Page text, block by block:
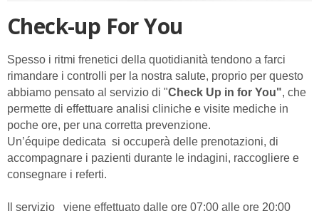
Check-up For You
Spesso i ritmi frenetici della quotidianità tendono a farci
rimandare i controlli per la nostra salute, proprio per questo
abbiamo pensato al servizio di "Check Up in for You", che
permette di effettuare analisi cliniche e visite mediche in
poche ore, per una corretta prevenzione.
Un’équipe dedicata si occuperà delle prenotazioni, di
accompagnare i pazienti durante le indagini, raccogliere e
consegnare i referti.
Il servizio
viene effettuato dalle ore 07:00 alle ore 20:00